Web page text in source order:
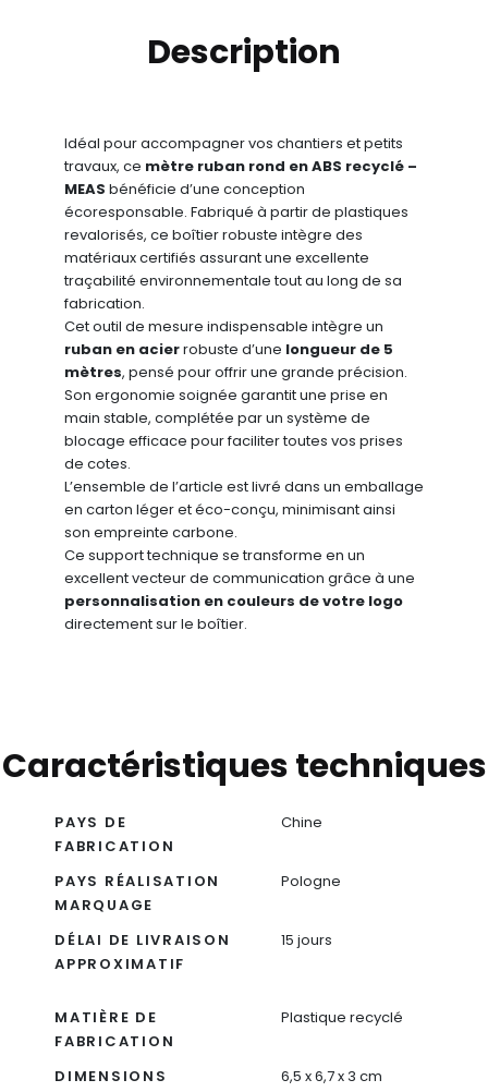
Description
Idéal pour accompagner vos chantiers et petits
travaux, ce mètre ruban rond en ABS recyclé –
MEAS bénéficie d’une conception
écoresponsable. Fabriqué à partir de plastiques
revalorisés, ce boîtier robuste intègre des
matériaux certifiés assurant une excellente
traçabilité environnementale tout au long de sa
fabrication.
Cet outil de mesure indispensable intègre un
ruban en acierrobuste d’une longueur de 5
mètres, pensé pour offrir une grande précision.
Son ergonomie soignée garantit une prise en
main stable, complétée par un système de
blocage efficace pour faciliter toutes vos prises
de cotes.
L’ensemble de l’article est livré dans un emballage
en carton léger et éco-conçu, minimisant ainsi
son empreinte carbone.
Ce support technique se transforme en un
excellent vecteur de communication grâce à une
personnalisation en couleurs de votre logo
directement sur le boîtier.
Caractéristiques techniques
PAYS DE
FABRICATION
Chine
PAYS RÉALISATION
MARQUAGE
Pologne
DÉLAI DE LIVRAISON
APPROXIMATIF
15 jours
MATIÈRE DE
FABRICATION
Plastique recyclé
DIMENSIONS
6,5 x 6,7 x 3 cm